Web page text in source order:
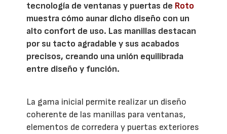
tecnología de ventanas y puertas de Roto
muestra cómo aunar dicho diseño con un
alto confort de uso. Las manillas destacan
por su tacto agradable y sus acabados
precisos, creando una unión equilibrada
entre diseño y función.
La gama inicial permite realizar un diseño
coherente de las manillas para ventanas,
elementos de corredera y puertas exteriores